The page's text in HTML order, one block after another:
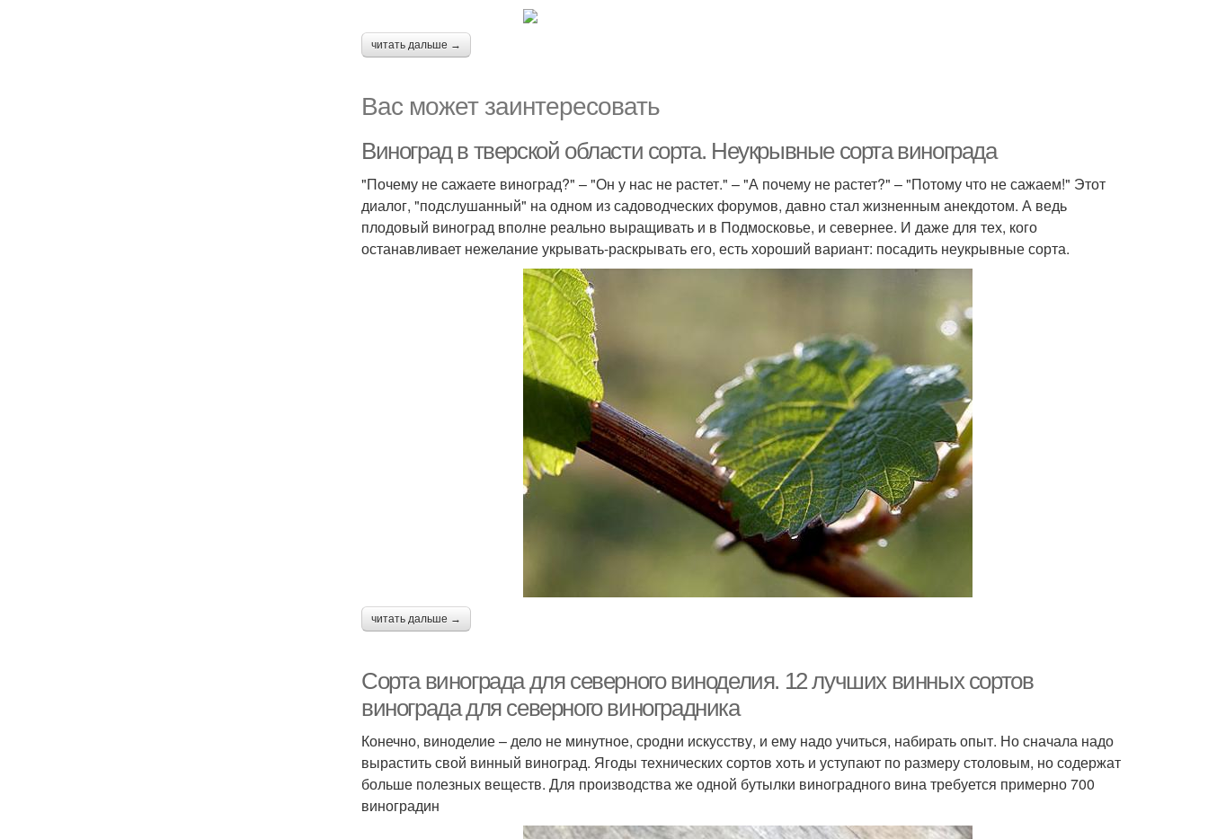
читать дальше →
Вас может заинтересовать
Виноград в тверской области сорта. Неукрывные сорта винограда
"Почему не сажаете виноград?" – "Он у нас не растет." – "А почему не растет?" – "Потому что не сажаем!" Этот
диалог, "подслушанный" на одном из садоводческих форумов, давно стал жизненным анекдотом. А ведь
плодовый виноград вполне реально выращивать и в Подмосковье, и севернее. И даже для тех, кого
останавливает нежелание укрывать-раскрывать его, есть хороший вариант: посадить неукрывные сорта.
читать дальше →
Сорта винограда для северного виноделия. 12 лучших винных сортов
винограда для северного виноградника
Конечно, виноделие – дело не минутное, сродни искусству, и ему надо учиться, набирать опыт. Но сначала надо
вырастить свой винный виноград. Ягоды технических сортов хоть и уступают по размеру столовым, но содержат
больше полезных веществ. Для производства же одной бутылки виноградного вина требуется примерно 700
виноградин